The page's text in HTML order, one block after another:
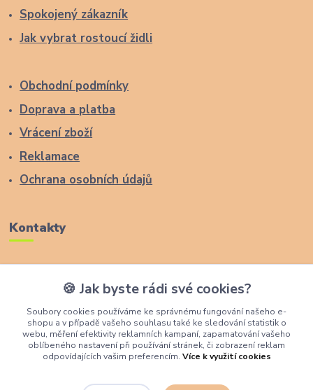
Spokojený zákazník
Jak vybrat rostoucí židli
Obchodní podmínky
Doprava a platba
Vrácení zboží
Reklamace
Ochrana osobních údajů
Kontakty
+420 774 291 043
info@rostouci-zidle.cz
🍪 Jak byste rádi své cookies?
Soubory cookies používáme ke správnému fungování našeho e-
shopu a v případě vašeho souhlasu také ke sledování statistik o
webu, měření efektivity reklamních kampaní, zapamatování vašeho
oblíbeného nastavení při používání stránek, či zobrazení reklam
odpovídajících vašim preferencím. Více k využití cookies